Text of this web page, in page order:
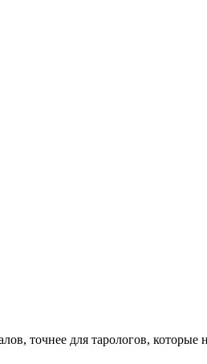
точнее для тарологов, которые